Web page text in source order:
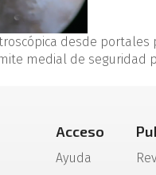
desde
medial de seguridad
Acceso
Ayuda